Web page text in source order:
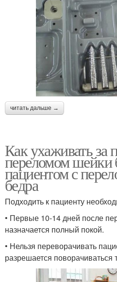
читать дальше →
Как ухаживать за
переломом шейки
пациентом с
бедра
Подходить к пациенту
• Первые 10-14 дней после
назначается полный покой.
• Нельзя переворачивать
разрешается поворачиваться